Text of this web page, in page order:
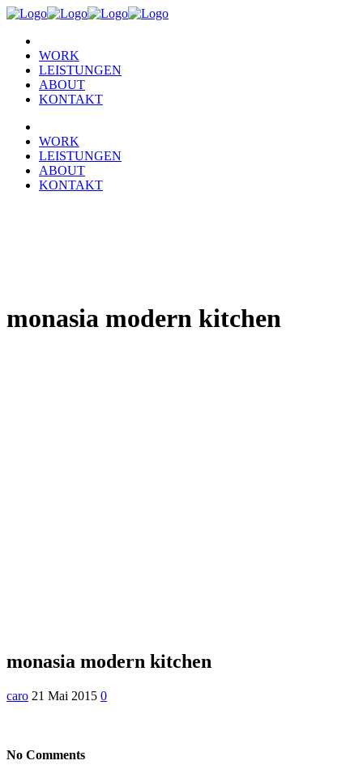
WORK
LEISTUNGEN
ABOUT
KONTAKT
WORK
LEISTUNGEN
ABOUT
KONTAKT
monasia modern kitchen
monasia modern kitchen
caro 21 Mai 2015 0
No Comments